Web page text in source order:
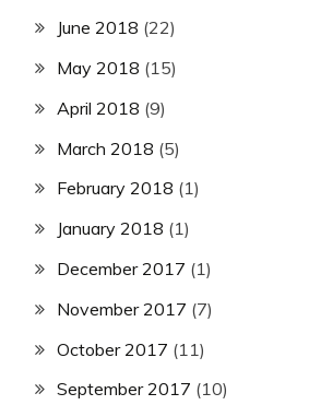
June 2018 (22)
May 2018 (15)
April 2018 (9)
March 2018 (5)
February 2018 (1)
January 2018 (1)
December 2017 (1)
November 2017 (7)
October 2017 (11)
September 2017 (10)